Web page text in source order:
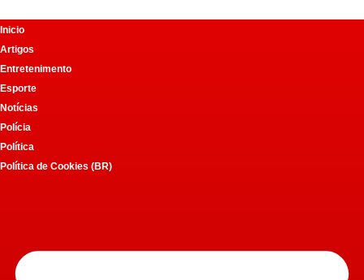
Pular
para
conteúdo
Inicio
Artigos
Entretenimento
Esporte
Notícias
Polícia
Política
Política de Cookies (BR)